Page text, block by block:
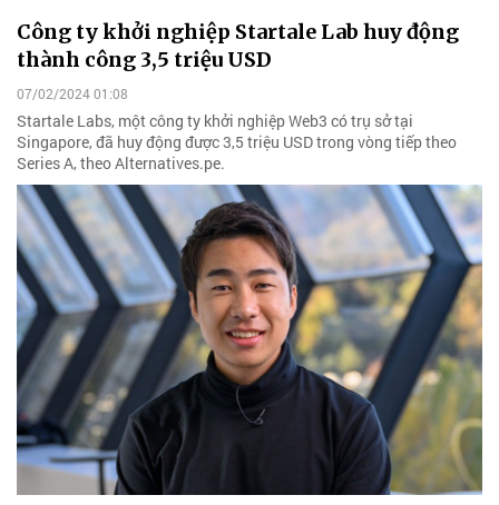
Công ty khởi nghiệp Startale Lab huy động
thành công 3,5 triệu USD
07/02/2024 01:08
Startale Labs, một công ty khởi nghiệp Web3 có trụ sở tại
Singapore, đã huy động được 3,5 triệu USD trong vòng tiếp theo
Series A, theo Alternatives.pe.